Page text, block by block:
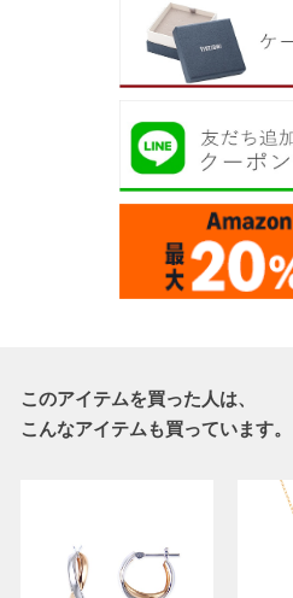
このアイテムを買った人は、
こんなアイテムも買っています。